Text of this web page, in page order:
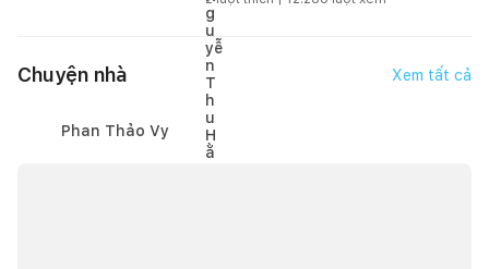
Chuyện nhà Xem tất cả
Phan Thảo Vy